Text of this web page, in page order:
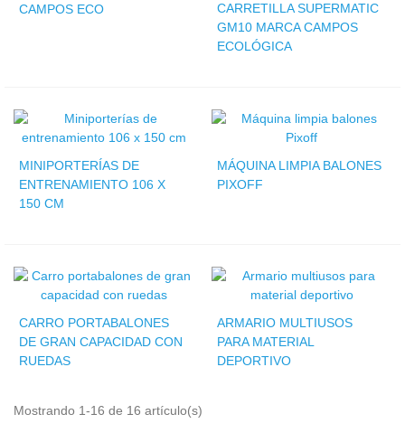
CAMPOS ECO
CARRETILLA SUPERMATIC
GM10 MARCA CAMPOS
ECOLÓGICA
MINIPORTERÍAS DE
ENTRENAMIENTO 106 X
150 CM
MÁQUINA LIMPIA BALONES
PIXOFF
CARRO PORTABALONES
DE GRAN CAPACIDAD CON
RUEDAS
ARMARIO MULTIUSOS
PARA MATERIAL
DEPORTIVO
Mostrando 1-16 de 16 artículo(s)